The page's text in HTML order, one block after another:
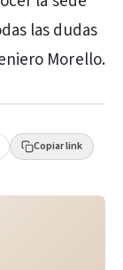
las dudas
Morello.
Copiar link